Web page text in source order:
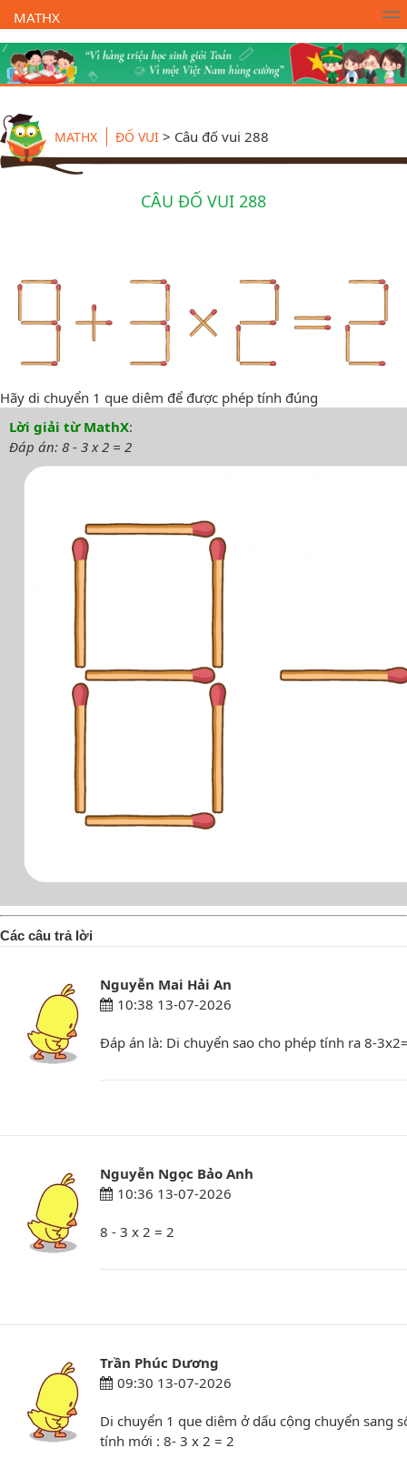
MATHX
Trường Toán Online MATHX Học toán - Lớp 1
MATHX ĐỐ VUI > Câu đố vui 288
CÂU ĐỐ VUI 288
Hãy di chuyển 1 que diêm để được phép tính đúng
Lời giải từ MathX:
Đáp án: 8 - 3 x 2 = 2
Các câu trả lời
Nguyễn Mai Hải An
10:38 13-07-2026
Đáp án là: Di chuyển sao cho phép tính ra 8-
Nguyễn Ngọc Bảo Anh
10:36 13-07-2026
8 - 3 x 2 = 2
Trần Phúc Dương
09:30 13-07-2026
Di chuyển 1 que diêm ở dấu cộng chuyển sang
tính mới : 8- 3 x 2 = 2